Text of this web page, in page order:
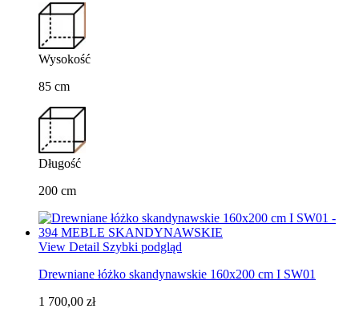
Wysokość
85 cm
Długość
200 cm
View Detail Szybki podgląd
Drewniane łóżko skandynawskie 160x200 cm I SW01
1 700,00 zł